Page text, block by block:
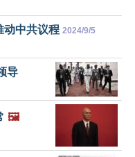
动中共议程 2024/9/5
导
🖼️